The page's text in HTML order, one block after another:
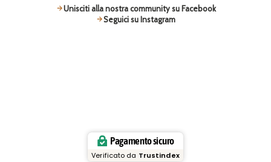
Unisciti alla nostra community su Facebook
Seguici su Instagram
Pagamento sicuro
Verificato da Trustindex